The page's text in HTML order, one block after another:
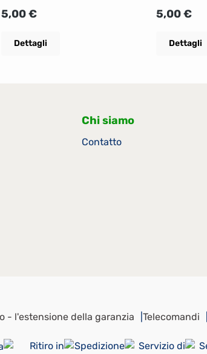
(mah) 1Numero batterie per
del prodotto (cm)
Prezzo normale:
5,00 €
Dettagli
(mah)
del
Prezzo
5,00 €
Dettagli
Chi siamo
Contatto
- l'estensione della garanzia Telecomandi